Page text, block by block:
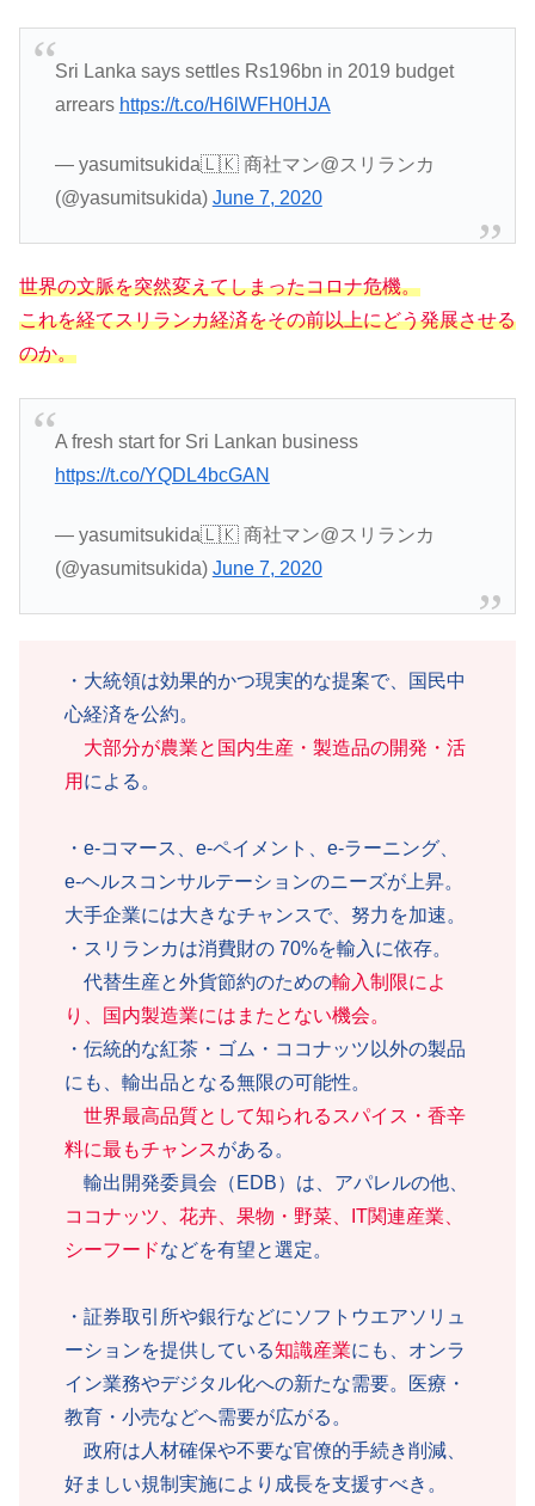
Sri Lanka says settles Rs196bn in 2019 budget
arrears https://t.co/H6lWFH0HJA
— yasumitsukida🇱🇰 商社マン@スリランカ
(@yasumitsukida) June 7, 2020
世界の文脈を突然変えてしまったコロナ危機。
これを経てスリランカ経済をその前以上にどう発展させる
のか。
A fresh start for Sri Lankan business
https://t.co/YQDL4bcGAN
— yasumitsukida🇱🇰 商社マン@スリランカ
(@yasumitsukida) June 7, 2020
・大統領は効果的かつ現実的な提案で、国民中
心経済を公約。
大部分が農業と国内生産・製造品の開発・活
用 による。
・e-コマース、e-ペイメント、e-ラーニング、
e-ヘルスコンサルテーションのニーズが上昇。
大手企業には大きなチャンスで、努力を加速。
・スリランカは消費財の 70%を輸入に依存。
代替生産と外貨節約のための輸入制限によ
り、国内製造業にはまたとない機会。
・伝統的な紅茶・ゴム・ココナッツ以外の製品
にも、輸出品となる無限の可能性。
世界最高品質として知られるスパイス・香辛
料に最もチャンスがある。
輸出開発委員会（EDB）は、アパレルの他、
ココナッツ、花卉、果物・野菜、IT関連産業、
シーフードなどを有望と選定。
・証券取引所や銀行などにソフトウエアソリュ
ーションを提供している知識産業にも、オンラ
イン業務やデジタル化への新たな需要。医療・
教育・小売などへ需要が広がる。
政府は人材確保や不要な官僚的手続き削減、
好ましい規制実施により成長を支援すべき。